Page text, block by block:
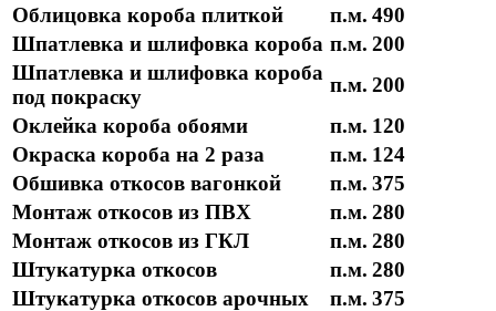
Облицовка короба плиткой
п.м. 490
Шпатлевка и шлифовка короба п.м. 200
Шпатлевка и шлифовка короба
под покраску
п.м. 200
Оклейка короба обоями
п.м. 120
Окраска короба на 2 раза
п.м. 124
Обшивка откосов вагонкой
п.м. 375
Монтаж откосов из ПВХ
п.м. 280
Монтаж откосов из ГКЛ
п.м. 280
Штукатурка откосов
п.м. 280
Штукатурка откосов арочных
п.м. 375